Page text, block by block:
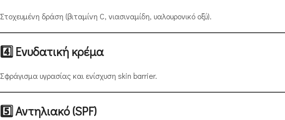
Στοχευμένη δράση (βιταμίνη C, νιασιναμίδη, υαλουρονικό οξύ).
4️⃣ Ενυδατική κρέμα
Σφράγισμα υγρασίας και ενίσχυση skin barrier.
5️⃣ Αντηλιακό (SPF)